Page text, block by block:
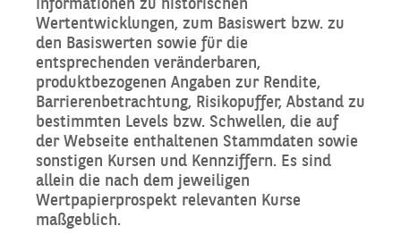
Wertentwicklungen, zum Basiswert bzw. zu
den Basiswerten sowie für die
entsprechenden veränderbaren,
produktbezogenen Angaben zur Rendite,
Barrierenbetrachtung, Risikopuffer, Abstand zu
bestimmten Levels bzw. Schwellen, die auf
der Webseite enthaltenen Stammdaten sowie
sonstigen Kursen und Kennziffern. Es sind
allein die nach dem jeweiligen
Wertpapierprospekt relevanten Kurse
maßgeblich.